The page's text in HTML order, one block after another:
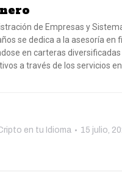
de Empresas y
se dedica a la asesoría
en carteras
a través de los servicios
en tu Idioma 15 julio,